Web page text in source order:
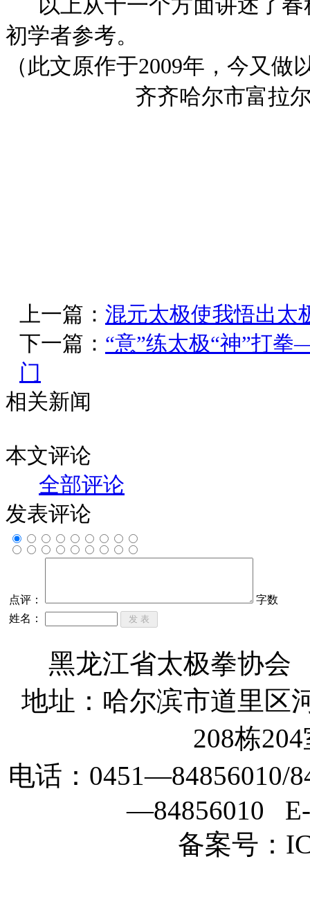
初学者参考。
（此文原作于2009年，今又做
齐齐哈尔市富拉
上一篇： 混元太极使我悟出太
下一篇： “意”练太极“神”打
门
相关新闻
本文评论
全部评论
发表评论
点评：
字数
姓名：
黑龙江省太极拳协
地址：哈尔滨市道里区
208栋
电话：0451—84856010/
—84856010 E-
备案号：